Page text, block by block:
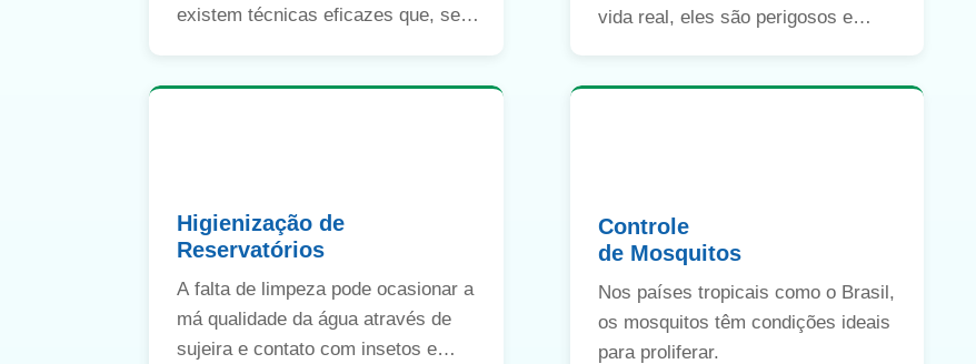
existem técnicas eficazes que, se
vida real, eles são perigosos e
Higienização de
Reservatórios
A falta de limpeza pode ocasionar a
má qualidade da água através de
sujeira e contato com insetos e
Controle
de Mosquitos
Nos países tropicais como o Brasil,
os mosquitos têm condições ideais
para proliferar.